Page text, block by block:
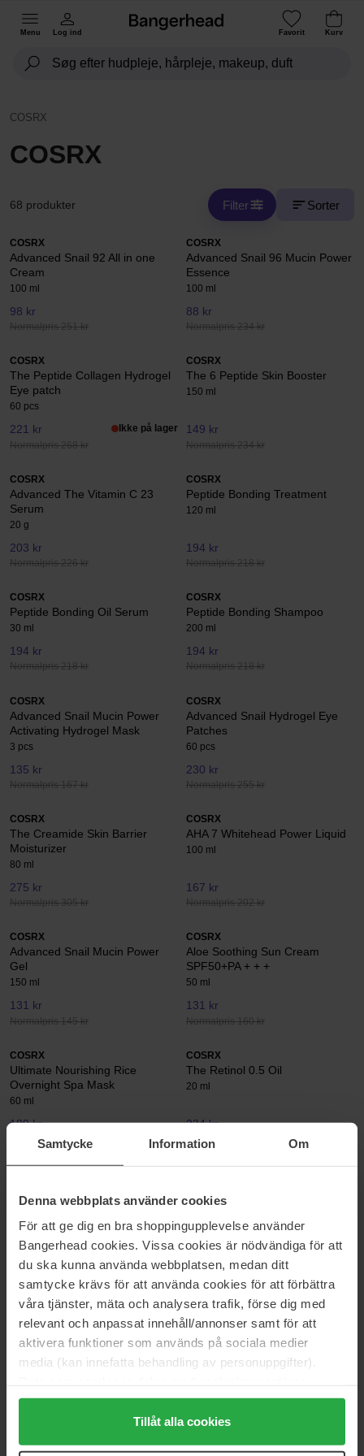
Samtycke Information Om
Denna webbplats använder cookies
För att ge dig en bra shoppingupplevelse använder
Bangerhead cookies. Vissa cookies är nödvändiga för att
du ska kunna använda webbplatsen, medan ditt
samtycke krävs för att använda cookies för att förbättra
våra tjänster, mäta och analysera trafik, förse dig med
relevant och anpassat innehåll/annonser samt för att
aktivera funktioner som används på sociala medier
media (kan innefatta behandling av personuppgifter).
Genom att trycka på "Tillåt alla cookies" accepterar du
alla cookies, medan du under "Detaljer" kan anpassa
användningen av cookies. Du kan när som helst återkalla
Tillåt alla cookies
Menu Log ind Favorit Kurv
COSRX
COSRX
68 produkter Filter Sorter
COSRX
Advanced Snail 92 All in one
Cream
100 ml
98 kr
Normalpris 251 kr
COSRX
Advanced Snail 96 Mucin Power
Essence
100 ml
88 kr
Normalpris 234 kr
COSRX
The Peptide Collagen Hydrogel
Eye patch
60 pcs
221 kr
Normalpris 268 kr
Ikke på lager
COSRX
The 6 Peptide Skin Booster
150 ml
149 kr
Normalpris 234 kr
COSRX
Advanced The Vitamin C 23
Serum
20 g
203 kr
Normalpris 226 kr
COSRX
Peptide Bonding Treatment
120 ml
194 kr
Normalpris 218 kr
COSRX
Peptide Bonding Oil Serum
30 ml
194 kr
Normalpris 218 kr
COSRX
Peptide Bonding Shampoo
200 ml
194 kr
Normalpris 218 kr
COSRX
Advanced Snail Mucin Power
Activating Hydrogel Mask
3 pcs
135 kr
Normalpris 167 kr
COSRX
Advanced Snail Hydrogel Eye
Patches
60 pcs
230 kr
Normalpris 255 kr
COSRX
The Creamide Skin Barrier
Moisturizer
80 ml
275 kr
Normalpris 305 kr
COSRX
AHA 7 Whitehead Power Liquid
100 ml
167 kr
Normalpris 202 kr
COSRX
Advanced Snail Mucin Power
Gel
150 ml
131 kr
Normalpris 145 kr
COSRX
Aloe Soothing Sun Cream
SPF50+PA + + +
50 ml
131 kr
Normalpris 160 kr
COSRX
Ultimate Nourishing Rice
Overnight Spa Mask
60 ml
189 kr
Normalpris 227 kr
COSRX
The Retinol 0.5 Oil
20 ml
234 kr
Normalpris 259 kr
Vitalizing Serum
100 ml
227 kr Ikke på lager
24 pcs
59 kr
COSRX
Clarify & Nourish Eye Essentials
Value Pack
357 kr
COSRX
PDRN EXOSOME Skinplaning
Glaze Mask
50 ml
206 kr
Low pH Good Morning Gel
Ultra-Light Invisible Sunscreen